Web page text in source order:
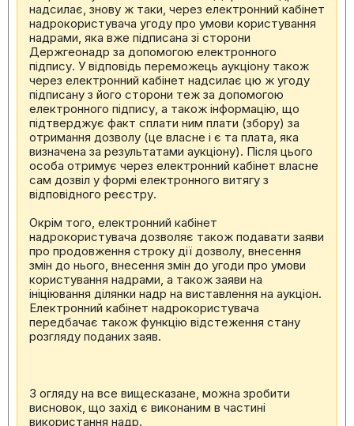
надсилає, знову ж таки, через електронний кабінет
надрокористувача угоду про умови користування
надрами, яка вже підписана зі сторони
Держгеонадр за допомогою електронного
підпису. У відповідь переможець аукціону також
через електронний кабінет надсилає цю ж угоду
підписану з його сторони теж за допомогою
електронного підпису, а також інформацію, що
підтверджує факт сплати ним плати (збору) за
отримання дозволу (це власне і є та плата, яка
визначена за результатами аукціону). Після цього
особа отримує через електронний кабінет власне
сам дозвіл у формі електронного витягу з
відповідного реєстру.
Окрім того, електронний кабінет
надрокористувача дозволяє також подавати заяви
про продовження строку дії дозволу, внесення
змін до нього, внесення змін до угоди про умови
користування надрами, а також заяви на
ініціювання ділянки надр на виставлення на аукціон.
Електронний кабінет надрокористувача
передбачає також функцію відстеження стану
розгляду поданих заяв.
З огляду на все вищесказане, можна зробити
висновок, що захід є виконаним в частині
використання надр.